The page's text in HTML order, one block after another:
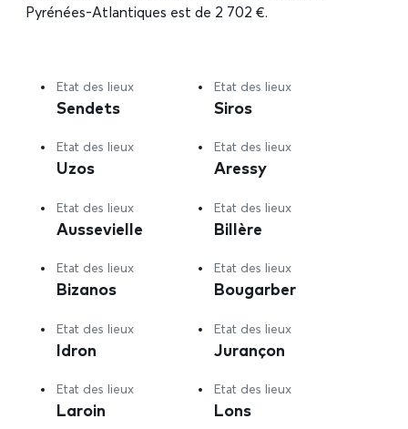
Pyrénées-Atlantiques est de 2 702 €.
Etat des lieux
Sendets
Etat des lieux
Siros
Etat des lieux
Uzos
Etat des lieux
Aressy
Etat des lieux
Aussevielle
Etat des lieux
Billère
Etat des lieux
Bizanos
Etat des lieux
Bougarber
Etat des lieux
Idron
Etat des lieux
Jurançon
Etat des lieux
Laroin
Etat des lieux
Lons